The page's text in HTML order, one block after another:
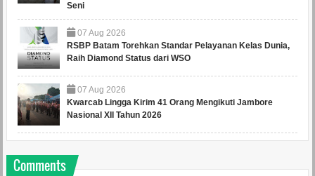
Seni
07 Aug 2026
RSBP Batam Torehkan Standar Pelayanan Kelas Dunia,
Raih Diamond Status dari WSO
07 Aug 2026
Kwarcab Lingga Kirim 41 Orang Mengikuti Jambore
Nasional XII Tahun 2026
Comments